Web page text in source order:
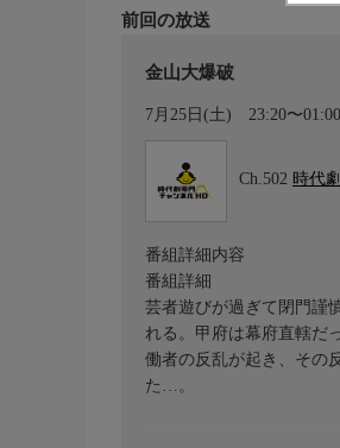
前回の放送
金山大爆破
7月25日(土) 23:20〜01:00
Ch.502 時代
番組詳細内容
番組詳細
芸者遊びが過ぎて閉門謹
れる。甲府は幕府直轄だ
働者の反乱が起き、その
た…。